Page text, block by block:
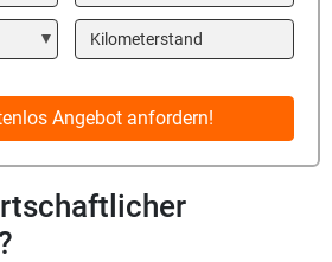
Kilometerstand
Angebot anfordern!